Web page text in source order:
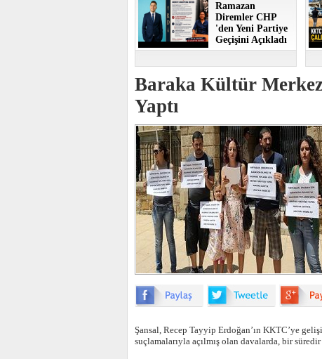
Ramazan
Diremler CHP
'den Yeni Partiye
Geçişini Açıkladı
Baraka Kültür
Yaptı
Şansal, Recep Tayyip Erdoğan’ın KKTC’ye
suçlamalarıyla açılmış olan davalarda, bir